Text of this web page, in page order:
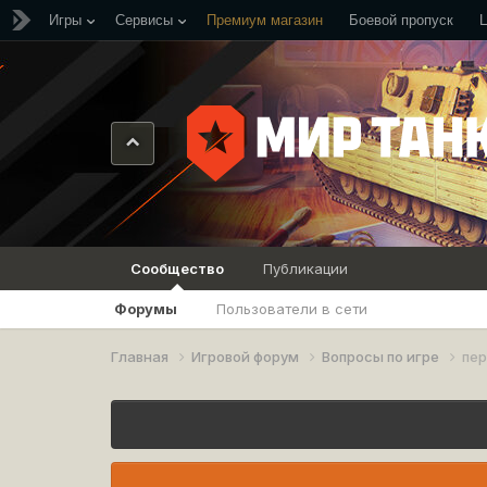
Игры Сервисы Премиум магазин Боевой пропуск
Сообщество
Форумы Пользователи в сети
Публикации
Главная Игровой форум Вопросы по игре